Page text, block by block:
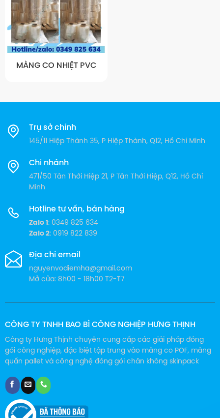
MÀNG CO NHIỆT PVC
Trụ sở chính
145/11 Hiệp Thành 35, P Hiệp Thành, Q12, Hồ Chí Minh
Chi nhánh
471/50 Tân Thới Hiệp 21, P Tân Thới Hiệp, Q12, Hồ Chí
Minh
Hotline tư vấn, bán hàng
Zalo 1 : 0349 825 634
Zalo 2: 0919 822 839
Địa chỉ email
nguyenvodiemha@gmail.com
Mở cửa: 8h00 - 18h00 T2-T7
CÔNG TY TNHH BAO BÌ CÔNG NGHIỆP HƯNG THỊNH
Công ty Hưng Thịnh chuyên cung cấp các giải pháp đóng
gói công nghiệp, đặc biệt tập trung vào màng co POF, màng
quấn pallet và công nghệ đóng gói chân không skinpack